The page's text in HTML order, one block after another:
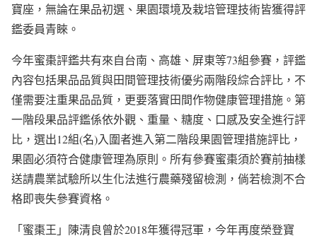
寶座，無論在果品初選、果園環境及栽培管理技術皆獲得評
鑑委員青睞。
今年蜜棗評鑑共有來自台南、高雄、屏東等73組參賽，評鑑
內容包括果品品質與田間管理技術優劣兩階段綜合評比，不
僅需要注重果品品質，更要落實田間作物健康管理措施。第
一階段果品評鑑係依外觀、重量、糖度、口感及安全進行評
比，選出12組(名)入圍者進入第二階段果園管理措施評比，
果園必須符合健康管理為原則。所有參賽蜜棗須於賽前抽樣
送請農業試驗所以生化法進行農藥殘留檢測，倘若檢測不合
格即喪失參賽資格。
「蜜棗王」陳清良曾於2018年獲得冠軍，今年再度榮登寶